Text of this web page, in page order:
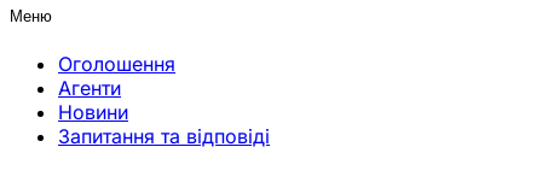
Меню
Оголошення
Агенти
Новини
Запитання та відповіді